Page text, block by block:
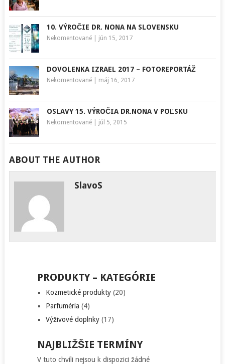
10. VÝROČIE DR. NONA NA SLOVENSKU
Nekomentované| jún 15, 2017
DOVOLENKA IZRAEL 2017 – FOTOREPORTÁŽ
Nekomentované| máj 16, 2017
OSLAVY 15. VÝROČIA DR.NONA V POĽSKU
Nekomentované| júl 5, 2015
ABOUT THE AUTHOR
SlavoS
PRODUKTY – KATEGÓRIE
Kozmetické produkty (20)
Parfuméria (4)
Výživové doplnky (17)
NAJBLIŽŠIE TERMÍNY
V tuto chvíli nejsou k dispozici žádné